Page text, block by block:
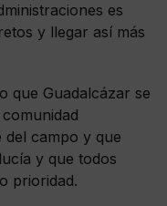
es
y llegar así más
que Guadalcázar se
del campo y que
y que todos
prioridad.